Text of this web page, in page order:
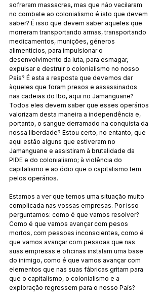
sofreram massacres, mas que não vacilaram
no combate ao colonialismo é isto que devem
saber? É isso que devem saber aqueles que
morreram transportando armas, transportando
medicamentos, munições, géneros
alimentícios, para impulsionar o
desenvolvimento da luta, para esmagar,
expulsar e destruir o colonialismo no nosso
País? É esta a resposta que devemos dar
àqueles que foram presos e assassinados
nas cadeias do Ibo, aqui no Jamanguane?
Todos eles devem saber que esses operários
valorizam desta maneira a independência e,
portanto, o sangue derramado na conquista da
nossa liberdade? Estou certo, no entanto, que
aqui estão alguns que estiveram no
Jamanguane e assistiram à brutalidade da
PIDE e do colonialismo; à violência do
capitalismo e ao ódio que o capitalismo tem
pelos operários.
Estamos a ver que temos uma situação muito
complicada nas vossas empresas. Por isso
perguntamos: como é que vamos resolver?
Como é que vamos avançar com pesos
mortos, com pessoas inconscientes, como é
que vamos avançar com pessoas que nas
suas empresas e oficinas instalam uma base
do inimigo, como é que vamos avançar com
elementos que nas suas fábricas gritam para
que o capitalismo, o colonialismo e a
exploração regressem para o nosso País?